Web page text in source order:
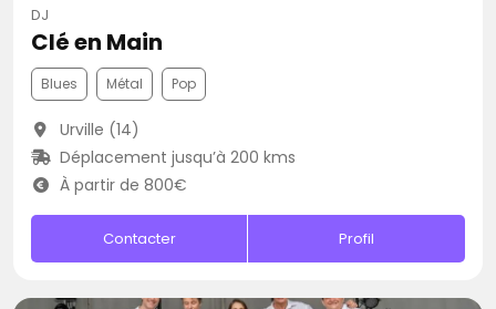
DJ
Clé en Main
Blues Métal Pop
Urville (14)
Déplacement jusqu’à 200 kms
À partir de 800€
Contacter Profil